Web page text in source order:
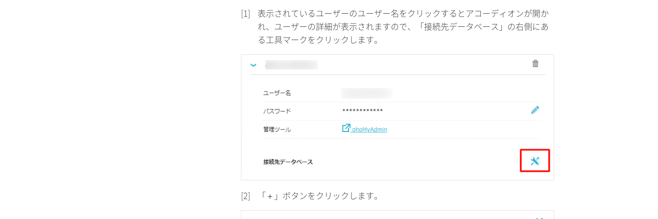
[1]
表示されているユーザーのユーザー名をクリックするとアコーディオンが開か
れ、ユーザーの詳細が表示されますので、「接続先データベース」の右側にあ
る工具マークをクリックします。
[2] 「＋」ボタンをクリックします。